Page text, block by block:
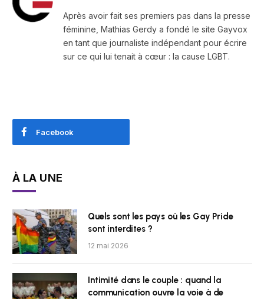
Après avoir fait ses premiers pas dans la presse
féminine, Mathias Gerdy a fondé le site Gayvox
en tant que journaliste indépendant pour écrire
sur ce qui lui tenait à cœur : la cause LGBT.
Facebook
À LA UNE
Quels sont les pays où les Gay Pride
sont interdites ?
12 mai 2026
Intimité dans le couple : quand la
communication ouvre la voie à de